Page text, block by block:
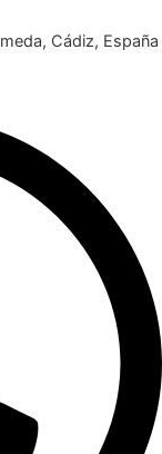
Cádiz, España